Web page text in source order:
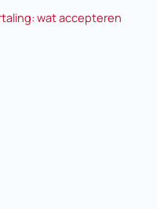
wat accepteren